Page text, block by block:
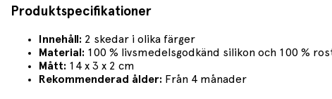
Produktspecifikationer
Innehåll: 2 skedar i olika färger
Material: 100 % livsmedelsgodkänd silikon och 100 %
Mått: 14 x 3 x 2 cm
Rekommenderad ålder: Från 4 månader